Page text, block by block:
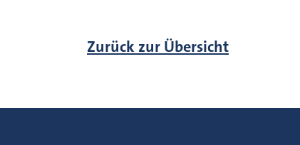
Zurück zur Übersicht